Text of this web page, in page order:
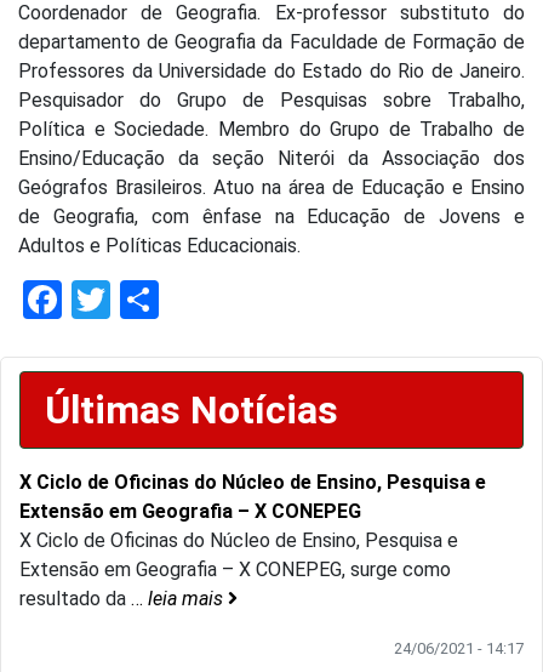
Coordenador de Geografia. Ex-professor substituto do
departamento de Geografia da Faculdade de Formação de
Professores da Universidade do Estado do Rio de Janeiro.
Pesquisador do Grupo de Pesquisas sobre Trabalho,
Política e Sociedade. Membro do Grupo de Trabalho de
Ensino/Educação da seção Niterói da Associação dos
Geógrafos Brasileiros. Atuo na área de Educação e Ensino
de Geografia, com ênfase na Educação de Jovens e
Adultos e Políticas Educacionais.
Facebook
Twitter
Últimas Notícias
X Ciclo de Oficinas do Núcleo de Ensino, Pesquisa e
Extensão em Geografia – X CONEPEG
X Ciclo de Oficinas do Núcleo de Ensino, Pesquisa e
Extensão em Geografia – X CONEPEG, surge como
resultado da … leia mais
24/06/2021 - 14:17